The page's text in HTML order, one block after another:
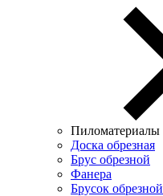
Пиломатериалы
Доска обрезная
Брус обрезной
Фанера
Брусок обрезной